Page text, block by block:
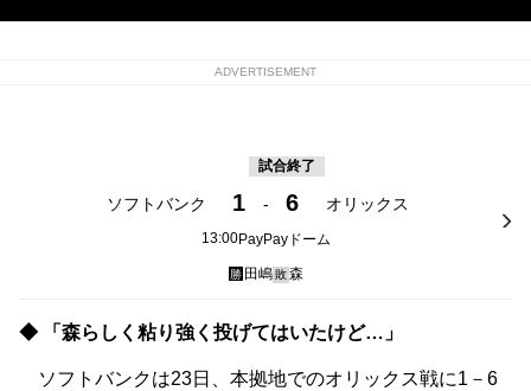
ADVERTISEMENT
試合終了
ソフトバンク 1 - 6 オリックス
13:00PayPayドーム
勝 田嶋敗森
◆ 「森らしく粘り強く投げてはいたけど…」
ソフトバンクは23日、本拠地でのオリックス戦に1－6